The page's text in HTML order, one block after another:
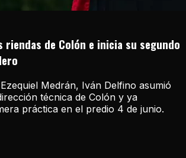
riendas de Colón e inicia su segundo
Medrán, Iván Delfino asumió
técnica de Colón y ya
práctica en el predio 4 de junio.